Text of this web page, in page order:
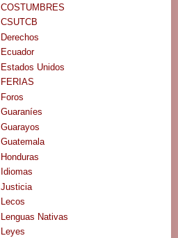
COSTUMBRES
CSUTCB
Derechos
Ecuador
Estados Unidos
FERIAS
Foros
Guaraníes
Guarayos
Guatemala
Honduras
Idiomas
Justicia
Lecos
Lenguas Nativas
Leyes